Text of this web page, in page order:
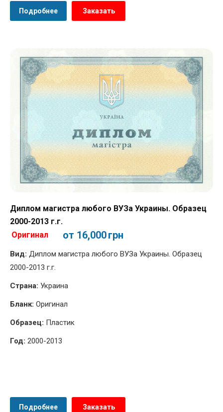
Подробнее Заказать
Диплом магистра любого ВУЗа Украины. Образец
2000-2013 г.г.
Оригинал
от 16,000грн
Вид: Диплом магистра любого ВУЗа Украины. Образец
2000-2013 г.г.
Страна: Украина
Бланк: Оригинал
Образец: Пластик
Год: 2000-2013
Подробнее Заказать